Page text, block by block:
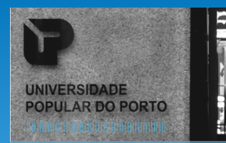
Universidade
Popular do
Porto
Associação
Cultural